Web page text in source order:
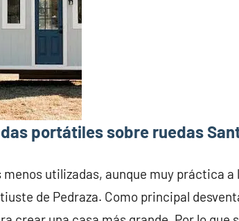
portátiles sobre ruedas
menos utilizadas, aunque muy práctica a
de Pedraza. Como principal